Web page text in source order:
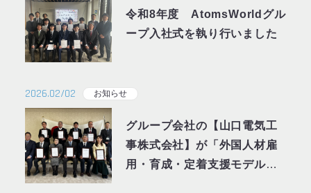
令和8年度 AtomsWorldグル
ープ入社式を執り行いました
2026.02/02 お知らせ
グループ会社の【山口電気工
事株式会社】が「外国人材雇
用・育成・定着支援モデル事